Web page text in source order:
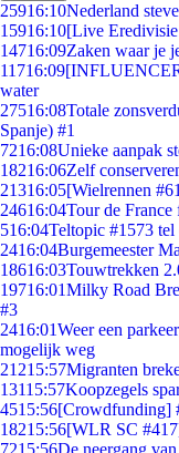
25916:10Nederland
15916:10[Live
14716:09Zaken waar je
11716:09
water
27516:08Totale
Spanje) #1
7216:08Unieke aanpak
18216:06Zelf
21316:05[Wielrennen
24616:04Tour de
516:04Teltopic #1573 tel
2416:04Burgemeester
18616:03Touwtrekken
19716:01Milky Road
#3
2416:01Weer een
mogelijk weg
21215:57Migranten
13115:57Koopzegels
4515:56[Crowdfunding]
18215:56[WLR SC
7215:56De neergang